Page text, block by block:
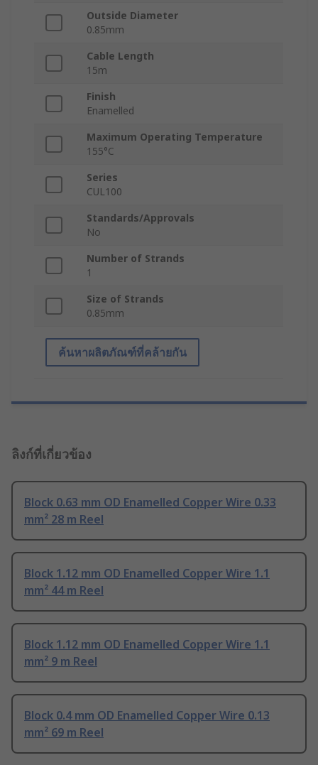
Outside Diameter
0.85mm
Cable Length
15m
Finish
Enamelled
Maximum Operating Temperature
155°C
Series
CUL100
Standards/Approvals
No
Number of Strands
1
Size of Strands
0.85mm
ค้นหาผลิตภัณฑ์ที่คล้ายกัน
ลิงก์ที่เกี่ยวข้อง
Block 0.63 mm OD Enamelled Copper Wire 0.33
mm² 28 m Reel
Block 1.12 mm OD Enamelled Copper Wire 1.1
mm² 44 m Reel
Block 1.12 mm OD Enamelled Copper Wire 1.1
mm² 9 m Reel
Block 0.4 mm OD Enamelled Copper Wire 0.13
mm² 69 m Reel